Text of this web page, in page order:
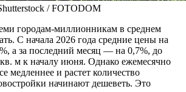
/ FOTODOM
городам-миллионникам в среднем
С начала 2026 года средние цены на
а за последний месяц — на 0,7%, до
м к началу июня. Однако ежемесячно
медленнее и растет количество
начинают дешеветь. Это